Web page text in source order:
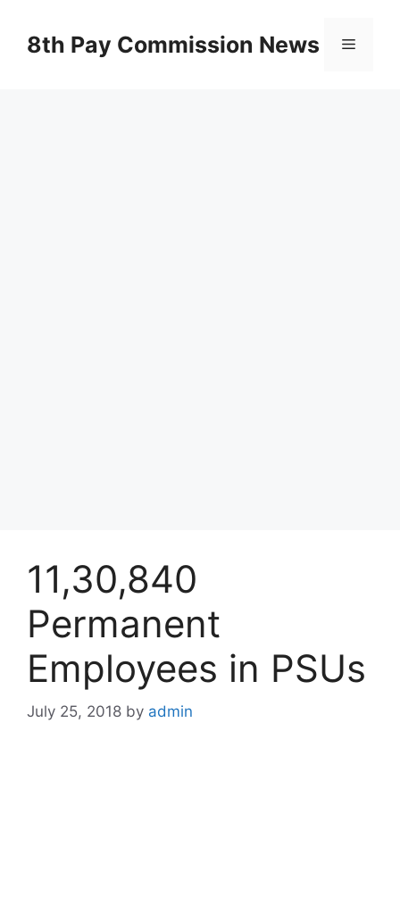
content8th Pay Commission News Menu
11,30,840
Permanent
Employees in PSUs
July 25, 2018 by admin